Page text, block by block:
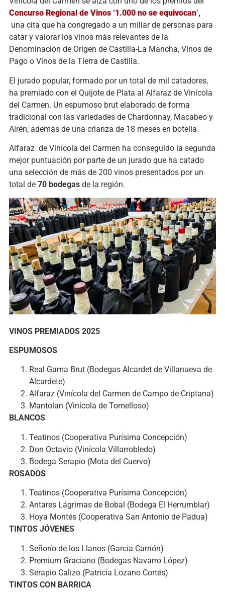
Concurso Regional de Vinos ‘1.000 no se equivocan’,
una cita que ha congregado a un millar de personas para
catar y valorar los vinos más relevantes de la
Denominación de Origen de Castilla-La Mancha, Vinos de
Pago o Vinos de la Tierra de Castilla.
El jurado popular, formado por un total de mil catadores,
ha premiado con el Quijote de Plata al Alfaraz de Vinícola
del Carmen. Un espumoso brut elaborado de forma
tradicional con las variedades de Chardonnay, Macabeo y
Airén; además de una crianza de 18 meses en botella.
Alfaraz de Vinícola del Carmen ha conseguido la segunda
mejor puntuación por parte de un jurado que ha catado
una selección de más de 200 vinos presentados por un
total de 70 bodegasde la región.
VINOS PREMIADOS 2025
ESPUMOSOS
Real Gama Brut (Bodegas Alcardet de Villanueva de
Alcardete)
Alfaraz (Vinícola del Carmen de Campo de Criptana)
Mantolan (Vinícola de Tomelloso)
BLANCOS
Teatinos (Cooperativa Purísima Concepción)
Don Octavio (Vinícola Villarrobledo)
Bodega Serapio (Mota del Cuervo)
ROSADOS
Teatinos (Cooperativa Purísima Concepción)
Antares Lágrimas de Bobal (Bodega El Herrumblar)
Hoya Montés (Cooperativa San Antonio de Padua)
TINTOS JÓVENES
Señorío de los Llanos (Garcia Carrión)
Premium Graciano (Bodegas Navarro López)
Serapio Calizo (Patricia Lozano Cortés)
TINTOS CON BARRICA